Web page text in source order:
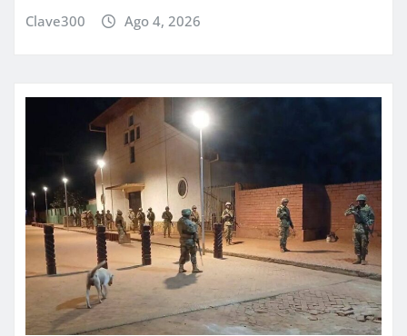
Clave300 Ago 4, 2026